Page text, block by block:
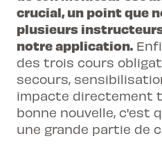
crucial, un point que
plusieurs
notre application.
des trois cours
secours,
impacte directement
bonne nouvelle, c'est
une grande partie de